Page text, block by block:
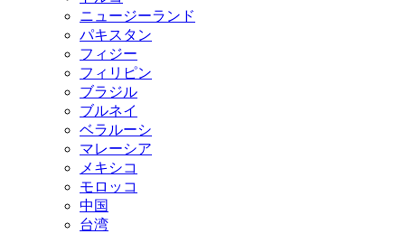
ニュージーランド
パキスタン
フィジー
フィリピン
ブラジル
ブルネイ
ベラルーシ
マレーシア
メキシコ
モロッコ
中国
台湾